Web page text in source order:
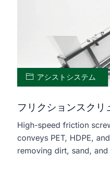
アシストシステム
フリクションスクリ
High-speed friction
conveys PET, HDPE,
removing dirt, sand,